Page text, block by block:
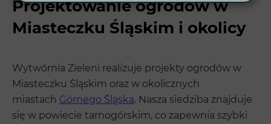
Projektowanie ogrodów w
Miasteczku Śląskim i okolicy
Wytwórnia Zieleni realizuje projekty ogrodów w
Miasteczku Śląskim oraz w okolicznych
miastach Górnego Śląska. Nasza siedziba znajduje
się w powiecie tarnogórskim, co zapewnia szybki